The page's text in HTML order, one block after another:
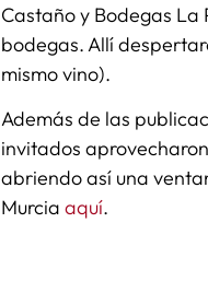
Castaño y Bodegas
bodegas. Allí
mismo vino).
Además de las
invitados
abriendo así una
Murcia aquí.